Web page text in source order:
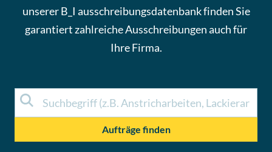
unserer B_I ausschreibungsdatenbank finden Sie
garantiert zahlreiche Ausschreibungen auch für
Ihre Firma.
Aufträge finden